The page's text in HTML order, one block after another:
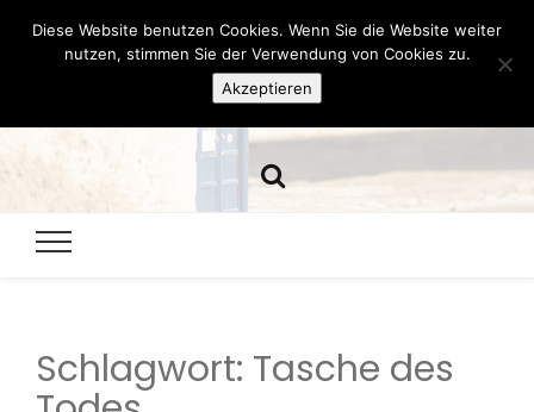
Hazamelistan
Schlagwort: Tasche des
Diese Website benutzen Cookies. Wenn Sie die Website weiter
nutzen, stimmen Sie der Verwendung von Cookies zu.
Akzeptieren